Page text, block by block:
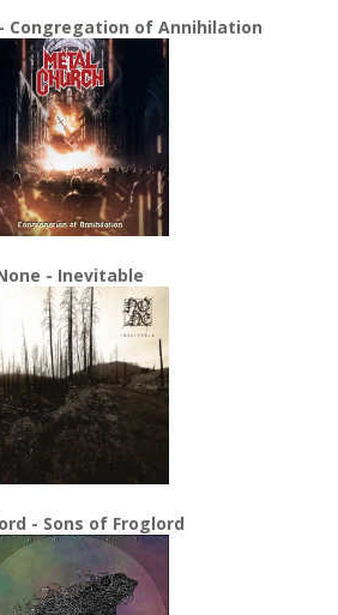
Congregation of Annihilation
- Inevitable
- Sons of Froglord